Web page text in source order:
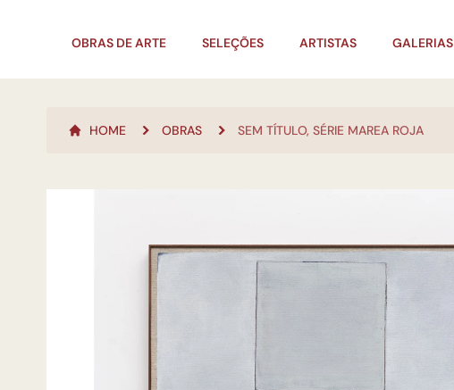
OBRAS DE ARTE SELEÇÕES ARTISTAS GALERIAS
HOME OBRAS SEM TÍTULO, SÉRIE MAREA ROJA